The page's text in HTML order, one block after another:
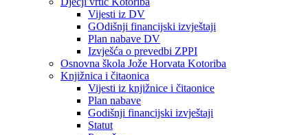
Vijesti iz DV
GOdišnji financijski izvještaji
Plan nabave DV
Izvješća o prevedbi ZPPI
Osnovna škola Jože Horvata Kotoriba
Knjižnica i čitaonica
Vijesti iz knjižnice i čitaonice
Plan nabave
Godišnji financijski izvještaji
Statut